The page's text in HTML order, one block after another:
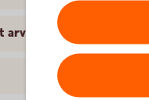
arvskifte?